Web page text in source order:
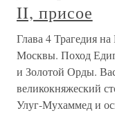
II, присое
Глава 4 Трагедия
Москвы. Поход
и Золотой Орды.
великокняжеский
Улуг-Мухаммед и